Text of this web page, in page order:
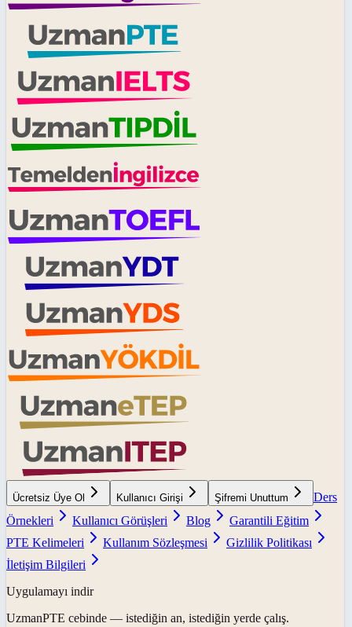
Ücretsiz Üye Ol Kullanıcı Girişi Şifremi Unuttum
Ders
Örnekleri
Kullanıcı Görüşleri Blog
Garantili Eğitim
PTE Kelimeleri
Kullanım Sözleşmesi
Gizlilik Politikası
İletişim Bilgileri
Uygulamayı indir
UzmanPTE cebinde — istediğin an, istediğin yerde çalış.